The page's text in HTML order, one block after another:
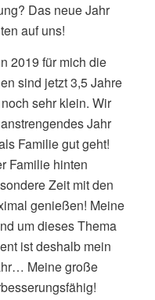
Das neue Jahr
auf uns!
2019 für mich die
sind jetzt 3,5 Jahre
sehr klein. Wir
Jahr
Familie gut geht!
Familie hinten
Zeit mit den
genießen! Meine
um dieses Thema
ist deshalb mein
Meine große